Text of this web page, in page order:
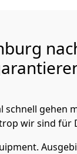
schnell gehen
wir sind für